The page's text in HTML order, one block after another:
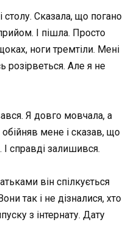
столу. Сказала, що погано
І пішла. Просто
ноги тремтіли. Мені
розірветься. Але я не
Я довго мовчала, а
обійняв мене і сказав, що
справді залишився.
він спілкується
так і не дізналися, хто
з інтернату. Дату